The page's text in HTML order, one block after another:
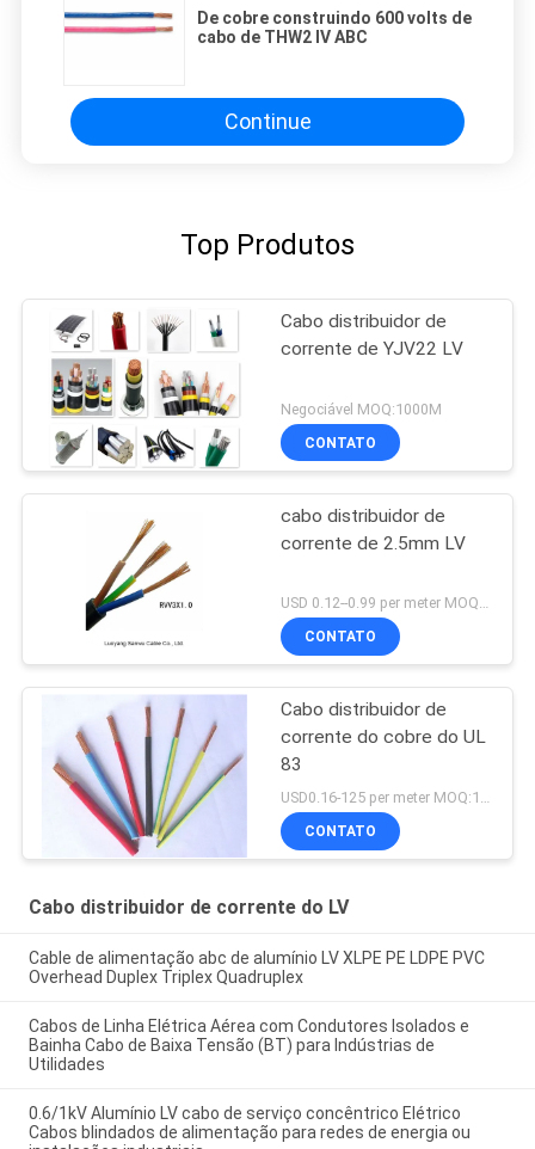
De cobre construindo 600 volts de
cabo de THW2 lV ABC
Continue
Top Produtos
Cabo distribuidor de
corrente de YJV22 LV
Negociável MOQ:1000M
CONTATO
cabo distribuidor de
corrente de 2.5mm LV
USD 0.12--0.99 per meter MOQ:1000M
CONTATO
Cabo distribuidor de
corrente do cobre do UL
83
USD0.16-125 per meter MOQ:1000M
CONTATO
Cabo distribuidor de corrente do LV
Cable de alimentação abc de alumínio LV XLPE PE LDPE PVC
Overhead Duplex Triplex Quadruplex
Cabos de Linha Elétrica Aérea com Condutores Isolados e
Bainha Cabo de Baixa Tensão (BT) para Indústrias de
Utilidades
0.6/1kV Alumínio LV cabo de serviço concêntrico Elétrico
Cabos blindados de alimentação para redes de energia ou